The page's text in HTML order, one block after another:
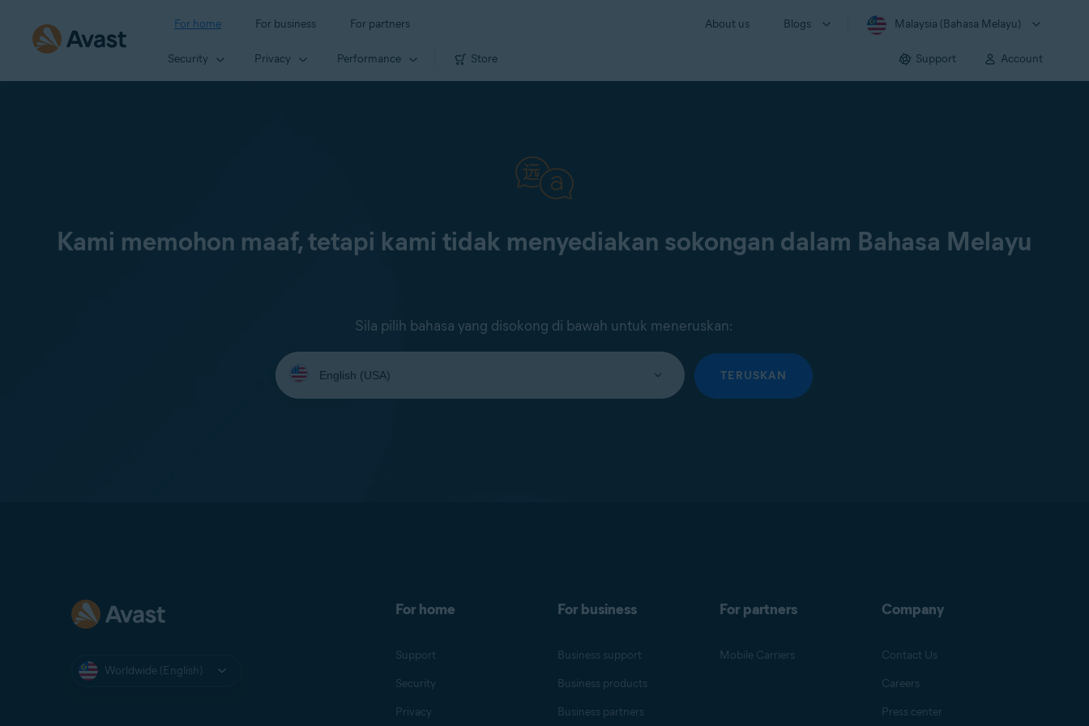
For home For business For partners About us Blogs Malaysia (Bahasa Melayu)
Security Privacy Performance Store Support Account
Kami memohon maaf, tetapi kami tidak menyediakan sokongan dalam Bahasa Melayu
Sila pilih bahasa yang disokong di bawah untuk meneruskan:
Select
your
language:
TERUSKAN
Worldwide (English)
For home
Support
Security
Privacy
For business
Business support
Business products
Business partners
For partners
Mobile Carriers
Company
Contact Us
Careers
Press center